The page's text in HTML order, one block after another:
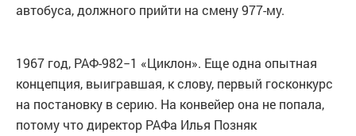
автобуса, должного прийти на смену 977-му.
1967 год, РАФ-982−1 «Циклон». Еще одна опытная
концепция, выигравшая, к слову, первый госконкурс
на постановку в серию. На конвейер она не попала,
потому что директор РАФа Илья Позняк